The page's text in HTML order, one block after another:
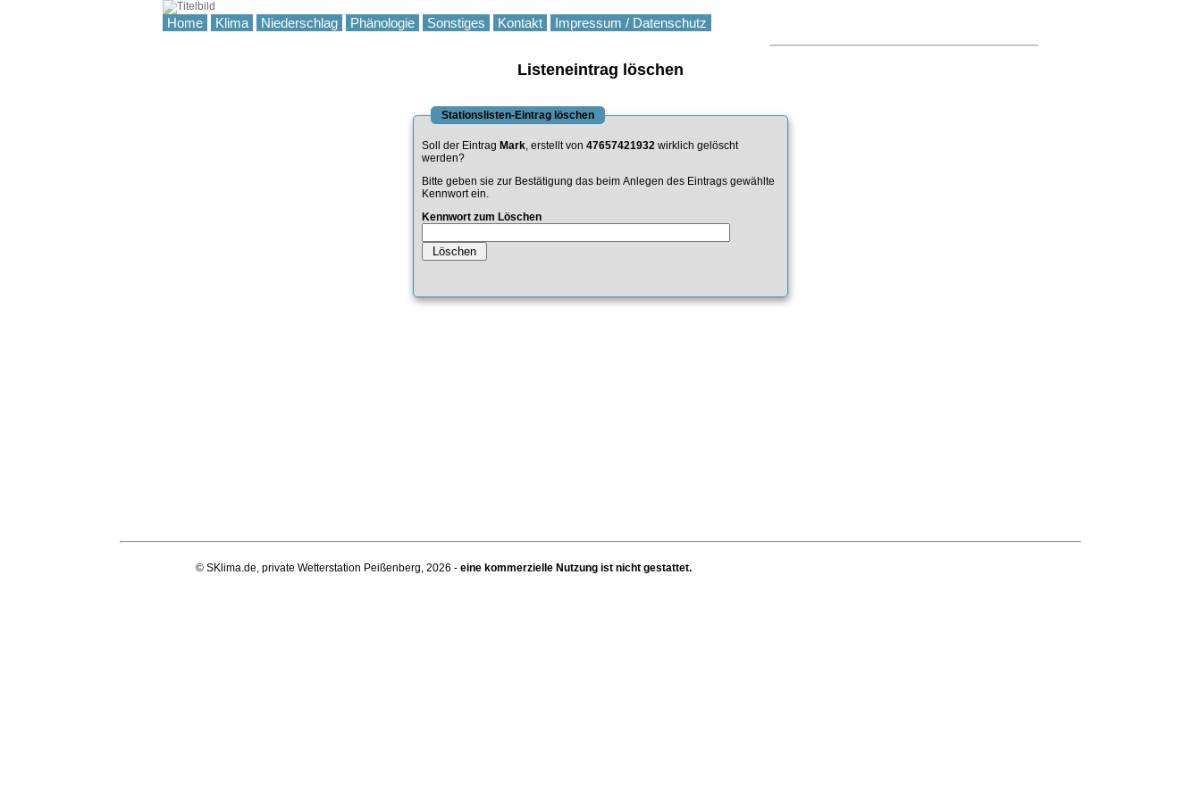
Home Klima Niederschlag Phänologie Sonstiges Kontakt Impressum / Datenschutz
Listeneintrag löschen
Stationslisten-Eintrag löschen
Soll der Eintrag Mark, erstellt von 47657421932 wirklich gelöscht
werden?
Bitte geben sie zur Bestätigung das beim Anlegen des Eintrags gewählte
Kennwort ein.
Kennwort zum Löschen
© SKlima.de, private Wetterstation Peißenberg, 2026 - eine kommerzielle Nutzung ist nicht gestattet.